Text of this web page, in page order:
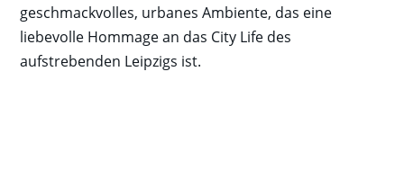
geschmackvolles, urbanes Ambiente, das eine
liebevolle Hommage an das City Life des
aufstrebenden Leipzigs ist.